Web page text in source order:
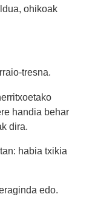
ohikoak
tresna.
handia behar
dira.
habia txikia
edo.